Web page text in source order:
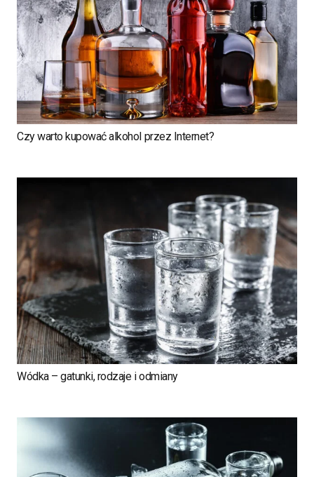
Czy warto kupować alkohol przez Internet?
Wódka – gatunki, rodzaje i odmiany